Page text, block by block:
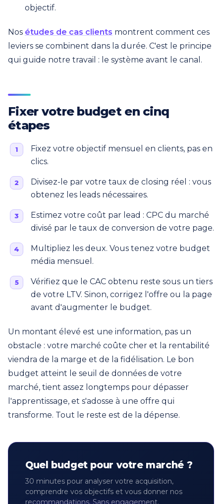
objectif.
Nos études de cas clients montrent comment ces
leviers se combinent dans la durée. C'est le principe
qui guide notre travail : le système avant le canal.
Fixer votre budget en cinq
étapes
Fixez votre objectif mensuel en clients, pas en
clics.
Divisez-le par votre taux de closing réel : vous
obtenez les leads nécessaires.
Estimez votre coût par lead : CPC du marché
divisé par le taux de conversion de votre page.
Multipliez les deux. Vous tenez votre budget
média mensuel.
Vérifiez que le CAC obtenu reste sous un tiers
de votre LTV. Sinon, corrigez l'offre ou la page
avant d'augmenter le budget.
Un montant élevé est une information, pas un
obstacle : votre marché coûte cher et la rentabilité
viendra de la marge et de la fidélisation. Le bon
budget atteint le seuil de données de votre
marché, tient assez longtemps pour dépasser
l'apprentissage, et s'adosse à une offre qui
transforme. Tout le reste est de la dépense.
Quel budget pour votre marché ?
30 minutes pour analyser votre acquisition,
comprendre vos objectifs et vous donner nos
recommandations. Sans engagement.